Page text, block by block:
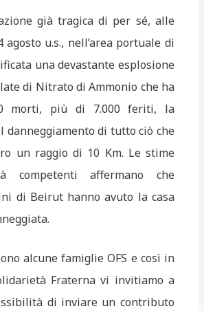
già tragica di per sé, alle
agosto u.s., nell’area portuale di
una devastante esplosione
di Nitrato di Ammonio che ha
morti, più di 7.000 feriti, la
danneggiamento di tutto ciò che
un raggio di 10 Km. Le stime
competenti affermano che
di Beirut hanno avuto la casa
alcune famiglie OFS e così in
Fraterna vi invitiamo a
di inviare un contributo